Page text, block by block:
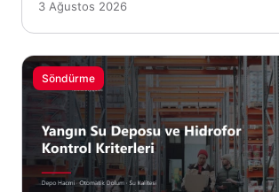
3 Ağustos 2026
Söndürme